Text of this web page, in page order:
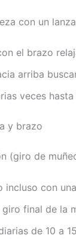
con un
el brazo
arriba
veces
y brazo
(giro de
incluso con
final de la
de 10 a